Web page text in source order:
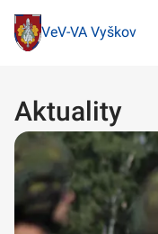
VeV-VA Vyškov
Aktuality